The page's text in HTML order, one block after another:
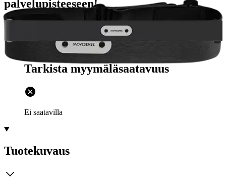
palvelupisteeseen!
Etu ei koske Suuri‑lisäpalvelulla toimitettavia tuotteita.
Tarkista myymäläsaatavuus
Ei saatavilla
Tuotekuvaus